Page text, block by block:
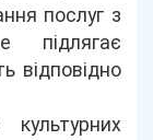
послуг з
підлягає
відповідно